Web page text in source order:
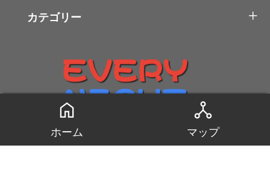
home
ホーム
network_node
マップ
カテゴリー